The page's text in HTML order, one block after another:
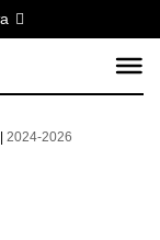
2024-2026